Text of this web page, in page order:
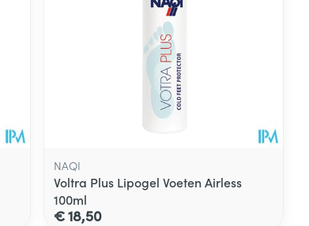
NAQI
Voltra Plus Lipogel Voeten Airless
100ml
€ 18,50